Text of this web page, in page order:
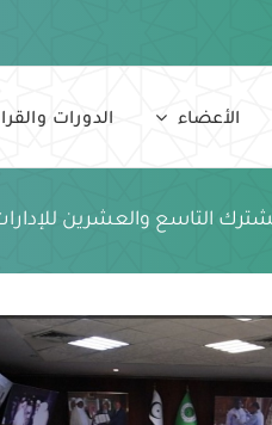
الأعضاء الدورات
التاسع والعشرين